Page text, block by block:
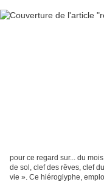
pour ce regard sur... du
de sol, clef des rêves, clef
vie ». Ce hiéroglyphe,